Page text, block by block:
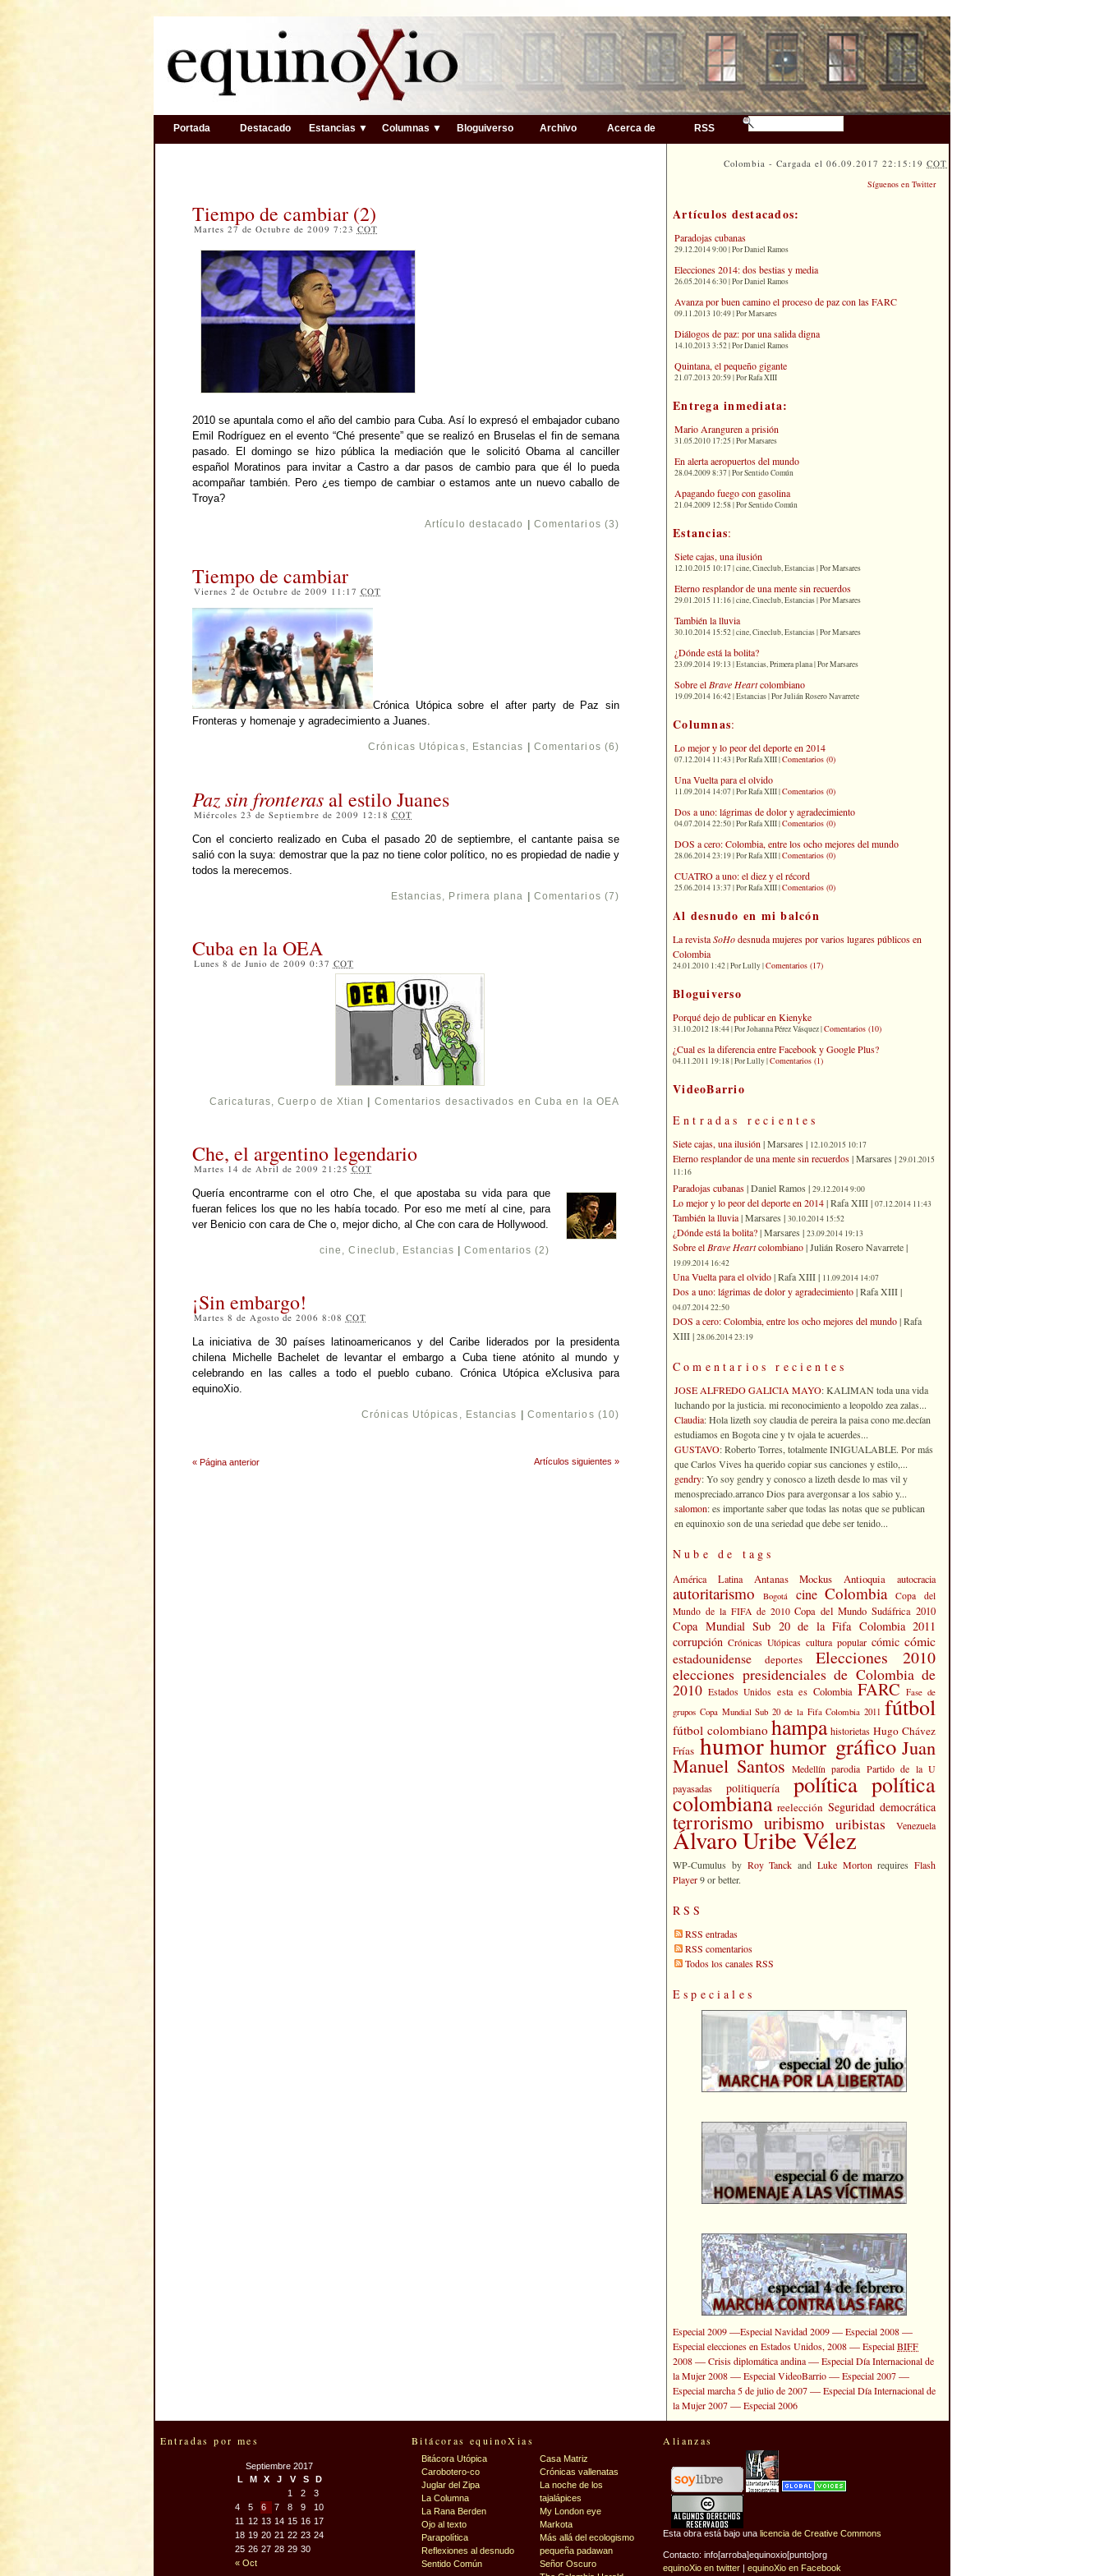
Portada Destacado Estancias ▼ Columnas ▼ Bloguiverso Archivo Acerca de RSS
Colombia - Cargada el 06.09.2017 22:15:19COT
Tiempo de cambiar (2)
Martes 27 de Octubre de 2009 7:23 COT
2010 se apuntala como el año del cambio para Cuba. Así lo expresó el embajador cubano
Emil Rodríguez en el evento “Ché presente” que se realizó en Bruselas el fin de semana
pasado. El domingo se hizo pública la mediación que le solicitó Obama al canciller
español Moratinos para invitar a Castro a dar pasos de cambio para que él lo pueda
acompañar también. Pero ¿es tiempo de cambiar o estamos ante un nuevo caballo de
Troya?
Artículo destacado Comentarios (3)
Tiempo de cambiar
Viernes 2 de Octubre de 2009 11:17 COT
Crónica Utópica sobre el after party de Paz sin
Fronteras y homenaje y agradecimiento a Juanes.
Crónicas Utópicas, Estancias Comentarios (6)
Paz sin fronteras al estilo Juanes
Miércoles 23 de Septiembre de 2009 12:18 COT
Con el concierto realizado en Cuba el pasado 20 de septiembre, el cantante paisa se
salió con la suya: demostrar que la paz no tiene color político, no es propiedad de nadie y
todos la merecemos.
Estancias, Primera plana Comentarios (7)
Cuba en la OEA
Lunes 8 de Junio de 2009 0:37 COT
Caricaturas,Cuerpo de Xtian Comentarios desactivados en Cuba en la OEA
Che, el argentino legendario
Martes 14 de Abril de 2009 21:25 COT
Quería encontrarme con el otro Che, el que apostaba su vida para que
fueran felices los que no les había tocado. Por eso me metí al cine, para
ver Benicio con cara de Che o, mejor dicho, al Che con cara de Hollywood.
cine ,Cineclub , Estancias Comentarios (2)
¡Sin embargo!
Martes 8 de Agosto de 2006 8:08 COT
La iniciativa de 30 países latinoamericanos y del Caribe liderados por la presidenta
chilena Michelle Bachelet de levantar el embargo a Cuba tiene atónito al mundo y
celebrando en las calles a todo el pueblo cubano. Crónica Utópica eXclusiva para
equinoXio.
Crónicas Utópicas , Estancias Comentarios (10)
« Página anterior Artículos siguientes »
Síguenos en Twitter
Artículos destacados:
Paradojas cubanas
29.12.2014 9:00 | Por Daniel Ramos
Elecciones 2014: dos bestias y media
26.05.2014 6:30 | Por Daniel Ramos
Avanza por buen camino el proceso de paz con las FARC
09.11.2013 10:49 | Por Marsares
Diálogos de paz: por una salida digna
14.10.2013 3:52 | Por Daniel Ramos
Quintana, el pequeño gigante
21.07.2013 20:59 | Por Rafa XIII
Entrega inmediata:
Mario Aranguren a prisión
31.05.2010 17:25 | Por Marsares
En alerta aeropuertos del mundo
28.04.2009 8:37 | Por Sentido Común
Apagando fuego con gasolina
21.04.2009 12:58 | Por Sentido Común
Estancias:
Siete cajas, una ilusión
12.10.2015 10:17 | cine, Cineclub, Estancias | Por Marsares
Eterno resplandor de una mente sin recuerdos
29.01.2015 11:16 | cine, Cineclub, Estancias | Por Marsares
También la lluvia
30.10.2014 15:52 | cine, Cineclub, Estancias | Por Marsares
¿Dónde está la bolita?
23.09.2014 19:13 | Estancias, Primera plana | Por Marsares
Sobre el Brave Heartcolombiano
19.09.2014 16:42 | Estancias | Por Julián Rosero Navarrete
Columnas:
Lo mejor y lo peor del deporte en 2014
07.12.2014 11:43 | Por Rafa XIII |Comentarios (0)
Una Vuelta para el olvido
11.09.2014 14:07 | Por Rafa XIII |Comentarios (0)
Dos a uno: lágrimas de dolor y agradecimiento
04.07.2014 22:50 | Por Rafa XIII |Comentarios (0)
DOS a cero: Colombia, entre los ocho mejores del mundo
28.06.2014 23:19 | Por Rafa XIII |Comentarios (0)
CUATRO a uno: el diez y el récord
25.06.2014 13:37 | Por Rafa XIII |Comentarios (0)
Al desnudo en mi balcón
La revistaSoHodesnuda mujeres por varios lugares públicos en
Colombia
24.01.2010 1:42 | Por Lully |Comentarios (17)
Bloguiverso
Porqué dejo de publicar en Kienyke
31.10.2012 18:44 | Por Johanna Pérez Vásquez |Comentarios (10)
¿Cual es la diferencia entre Facebook y Google Plus?
04.11.2011 19:18 | Por Lully |Comentarios (1)
VideoBarrio
Entradas recientes
Siete cajas, una ilusión | Marsares | 12.10.2015 10:17
Eterno resplandor de una mente sin recuerdos| Marsares | 29.01.2015
11:16
Paradojas cubanas| Daniel Ramos | 29.12.2014 9:00
Lo mejor y lo peor del deporte en 2014| Rafa XIII | 07.12.2014 11:43
También la lluvia| Marsares | 30.10.2014 15:52
¿Dónde está la bolita?| Marsares | 23.09.2014 19:13
Sobre el Brave Heartcolombiano| Julián Rosero Navarrete |
19.09.2014 16:42
Una Vuelta para el olvido| Rafa XIII | 11.09.2014 14:07
Dos a uno: lágrimas de dolor y agradecimiento| Rafa XIII |
04.07.2014 22:50
DOS a cero: Colombia, entre los ocho mejores del mundo| Rafa
XIII | 28.06.2014 23:19
Comentarios recientes
JOSE ALFREDO GALICIA MAYO: KALIMAN toda una vida
luchando por la justicia. mi reconocimiento a leopoldo zea zalas...
Claudia: Hola lizeth soy claudia de pereira la paisa cono me.decían
estudiamos en Bogota cine y tv ojala te acuerdes...
GUSTAVO: Roberto Torres, totalmente INIGUALABLE. Por más
que Carlos Vives ha querido copiar sus canciones y estilo,...
gendry: Yo soy gendry y conosco a lizeth desde lo mas vil y
menospreciado.arranco Dios para avergonsar a los sabio y...
salomon: es importante saber que todas las notas que se publican
en equinoxio son de una seriedad que debe ser tenido...
Nube de tags
América Latina Antanas Mockus Antioquia autocracia
autoritarismo Bogotá cine Colombia
Copa del
Mundo de la FIFA de 2010 Copa del Mundo Sudáfrica 2010
Copa Mundial Sub 20 de la Fifa Colombia 2011
corrupción Crónicas Utópicas cultura popular cómic cómic
estadounidense
deportes Elecciones 2010
elecciones presidenciales de Colombia de
2010 Estados Unidos esta es Colombia FARC Fase de
grupos Copa Mundial Sub 20 de la Fifa Colombia 2011 fútbol
fútbol colombiano hampa historietas Hugo Chávez
Frías humorhumor gráfico Juan
Manuel Santos Medellín parodia Partido de la U
payasadas
politiquería política política
colombiana reelección Seguridad democrática
terrorismo uribismo uribistas Venezuela
Álvaro Uribe Vélez
WP-Cumulus by Roy Tanck and Luke Morton requires Flash
Player9 or better.
RSS
RSS entradas
RSS comentarios
Todos los canales RSS
Especiales
Especial 2009—Especial Navidad 2009—Especial 2008—
Especial elecciones en Estados Unidos, 2008—EspecialBIFF
2008—Crisis diplomática andina—Especial Día Internacional de
la Mujer 2008—Especial VideoBarrio—Especial 2007—
Especial marcha 5 de julio de 2007—Especial Día Internacional de
la Mujer 2007—Especial 2006
Entradas por mes
Septiembre 2017
L
M X J V S D
« Oct
1 2
3
4
5 6 7 8 9
10
11
12 13 14 15 16 17
18 19 20 21 22 23 24
25 26 27 28 29 30
Bitácoras equinoXias
Bitácora Utópica
Carobotero-co
Juglar del Zipa
La Columna
La Rana Berden
Ojo al texto
Parapolítica
Reflexiones al desnudo
Sentido Común
Casa Matriz
Crónicas vallenatas
La noche de los
tajalápices
My London eye
Markota
Más allá del ecologismo
pequeña padawan
Señor Oscuro
Alianzas
Esta obra está bajo una licencia de Creative Commons
Contacto: info[arroba]equinoxio[punto]org
equinoXio en twitter |equinoXio en Facebook